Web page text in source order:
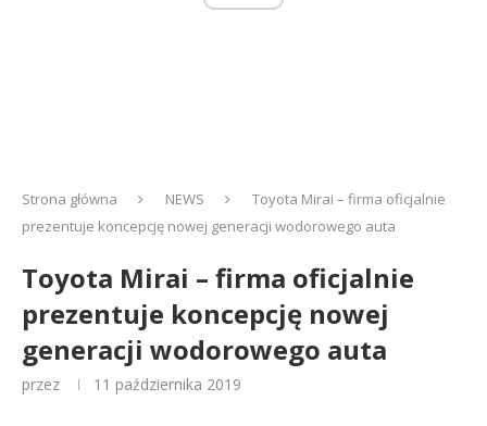
Strona główna NEWS
Toyota Mirai – firma oficjalnie
prezentuje koncepcję nowej generacji wodorowego auta
Toyota Mirai – firma oficjalnie
prezentuje koncepcję nowej
generacji wodorowego auta
przez 11 października 2019